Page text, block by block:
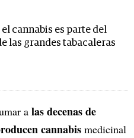
cannabis es parte del
las grandes tabacaleras
a las decenas de
cannabis medicinal